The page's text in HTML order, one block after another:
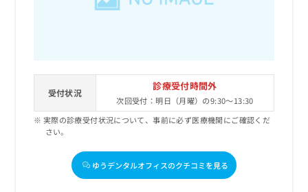
受付状況
診療受付時間外
次回受付：明日（月曜）の9:30～13:30
実際の診療受付状況について、事前に必ず医療機関にご確認くだ
さい。
ゆうデンタルオフィスのクチコミを見る